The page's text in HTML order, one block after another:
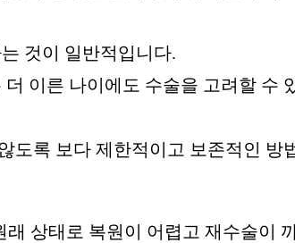
것이 일반적입니다.
이른 나이에도 수술을 고려할 수
도록 보다 제한적이고 보존적인 방
상태로 복원이 어렵고 재수술이